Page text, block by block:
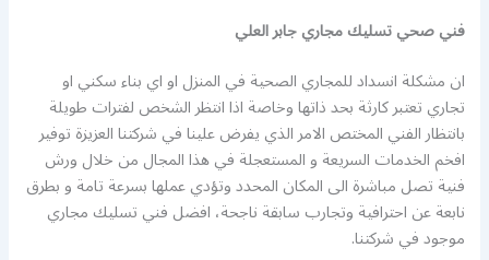
فني صحي تسليك مجاري جابر العلي
ان مشكلة انسداد للمجاري الصحية في المنزل او اي بناء سكني او
تجاري تعتبر كارثة بحد ذاتها وخاصة اذا انتظر الشخص لفترات طويلة
بانتظار الفني المختص الامر الذي يفرض علينا في شركتنا العزيزة توفير
افخم الخدمات السريعة و المستعجلة في هذا المجال من خلال ورش
فنية تصل مباشرة الى المكان المحدد وتؤدي عملها بسرعة تامة و بطرق
نابعة عن احترافية وتجارب سابقة ناجحة، افضل فني تسليك مجاري
موجود في شركتنا.